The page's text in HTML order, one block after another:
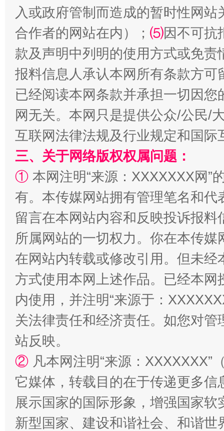
解纷+调解+退费，一次搞定
站台名比不上好声名
漫山遍野的桃花与雪山、麦地、白藏房 除
入或政府管制而造成的暂时性网
合作者的网站在内）； ⑸因不可抗
款及声明中列明的使用方式或免责
报料信息人承认本网所有条款方
已经阅读本网条款并承担一切因
网无关。本网只是提供公众/公民/
互联网法律法规及行业规定和国
三、关于网络版权权属问题：
① 本网注明“来源：XXXXXXX网”
有。本传媒网站拥有管理笔名和
留言在本网站内容和反映投诉报
所属网站的一切权力。你在本传
在网站内转载或修改引用。但未
方式使用本网上述作品。已经本
内使用，并注明“来源于：
关法律责任和经济责任。如您对
站反映。
② 凡本网注明“来源：
它媒体，转载目的在于传递更多
展示国家的国际形象，增强国家
新型国家、建设和谐社会、和谐